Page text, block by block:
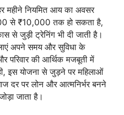
महीने नियमित आय का अवसर
से ₹10,000 तक हो सकता है,
से जुड़ी ट्रेनिंग भी दी जाती है।
अपने समय और सुविधा के
की आर्थिक मजबूती में
इस योजना से जुड़ने पर महिलाओं
दर पर लोन और आत्मनिर्भर बनने
जाता है।